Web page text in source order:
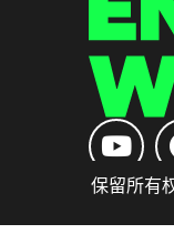
保留所有